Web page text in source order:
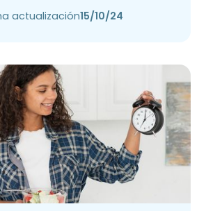
actualización15/10/24